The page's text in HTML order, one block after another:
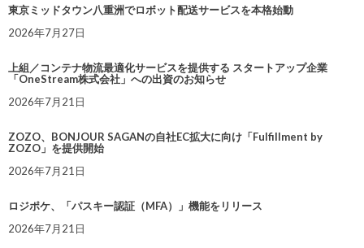
東京ミッドタウン八重洲でロボット配送サービスを本格始動
2026年7月27日
上組／コンテナ物流最適化サービスを提供する スタートアップ企業
「OneStream株式会社」への出資のお知らせ
2026年7月21日
ZOZO、BONJOUR SAGANの自社EC拡大に向け「Fulfillment by
ZOZO」を提供開始
2026年7月21日
ロジポケ、「パスキー認証（MFA）」機能をリリース
2026年7月21日